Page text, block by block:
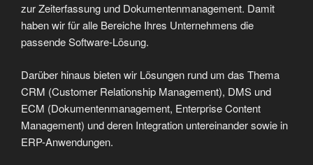
zur Zeiterfassung und Dokumentenmanagement. Damit
haben wir für alle Bereiche Ihres Unternehmens die
passende Software-Lösung.
Darüber hinaus bieten wir Lösungen rund um das Thema
CRM (Customer Relationship Management), DMS und
ECM (Dokumentenmanagement, Enterprise Content
Management) und deren Integration untereinander sowie in
ERP-Anwendungen.